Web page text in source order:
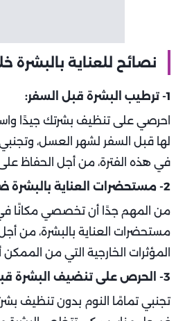
نصائح للعناية
1- ترطيب البشرة قبل السفر:
احرصي على تنظيف بشرتك جيدًا
لها قبل السفر لشهر العسل،
في هذه الفترة، من أجل الحفاظ
2- مستحضرات العناية بالبشرة ضرورية للرحلة:
من المهم جدًا أن تخصصي مكانًا
مستحضرات العناية بالبشرة، من
المؤثرات الخارجية التي من
3- الحرص على تنضيف البشرة قبل النوم:
تجنبي تمامًا النوم بدون تنظيف